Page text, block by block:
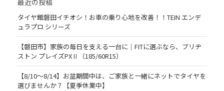
最近の投稿
タイヤ館磐田イチオシ！お車の乗り心地を改善！！TEIN エンデ
ュラプロ シリーズ
【磐田市】家族の毎日を支える一台に｜FITに選ぶなら、ブリヂ
ストン プレイズPXⅡ（185/60R15）
【8/10～8/14】お盆期間中は、ご家族と一緒にネットでタイヤを
選びませんか？【夏季休業中】